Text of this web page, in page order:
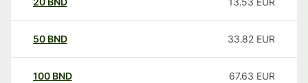
50 BND 33.82 EUR
100 BND 67.63 EUR